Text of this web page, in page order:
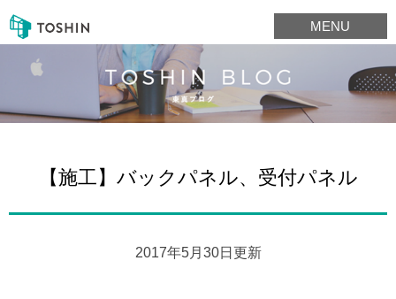
MENU
【施工】バックパネル、受付パネル
2017年5月30日更新